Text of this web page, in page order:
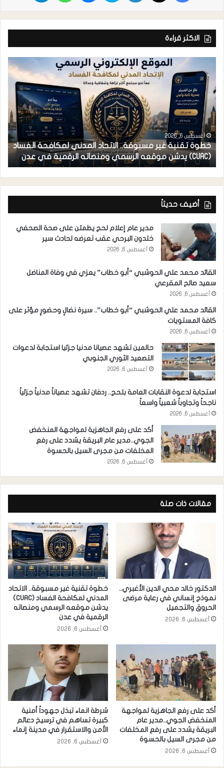
الاكثر قراءة
أغسطس 6, 2026
خطوة تقنية غير مسبوقة.. الاتحاد المدني لمكافحة الفساد
(CUAC) يدشن موقعه الرسمي ومنصاته الرقمية في عدن
أضيف حديثاً
مدير عام إعلام لحج يطمئن على صحة الصحفي
خلدون البرحي عقب تعرضه لحادث سير
أغسطس 6, 2026
القائد محمد علي الحوشبي “أبو خطاب” يعزي في وفاة المناضل
سعيد صالح المقرعي
أغسطس 6, 2026
القائد محمد علي الحوشبي “أبو خطاب”.. سيرة نضالٍ وحضورٍ مؤثر على
كافة المستويات
أغسطس 6, 2026
حالمين تشهد عصيانا مدنيا جزئيا استجابة لدعوات
التصعيد الثوري الجنوبي
أغسطس 6, 2026
استجابة لدعوة النقابات العامة بلحج.. ردفان تشهد عصياناً مدنياً جزئياً
ناجحاً وتجاوباً شعبياً واسعاً
أغسطس 6, 2026
أكد على رفع الجاهزية لمواجهة المنخفض
الجوي..مدير عام البريقة يشدد على رفع
المخلفات من مجرى السيل بالحسوة
أغسطس 6, 2026
مقالات ذات صلة
الدكتور خالد محي الدين الأغبري..
نموذج إنساني في رعاية مرضى
الحروق والتجميل
أغسطس 6, 2026
خطوة تقنية غير مسبوقة.. الاتحاد
المدني لمكافحة الفساد (CUAC)
يدشن موقعه الرسمي ومنصاته
الرقمية في عدن
أغسطس 6, 2026
أكد على رفع الجاهزية لمواجهة
المنخفض الجوي..مدير عام
البريقة يشدد على رفع المخلفات
من مجرى السيل بالحسوة
أغسطس 6, 2026
شرطة انماء تبذل جهوداً أمنية
كبيرة تساهم في ترسيخ دعائم
الأمن والاستقرار في مدينة إنماء
أغسطس 6, 2026